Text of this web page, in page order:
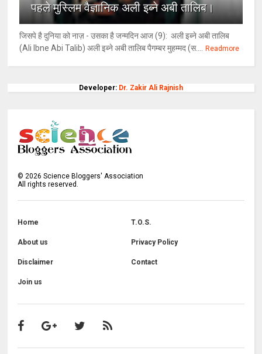
पहले मुस्लिम वैज्ञानिक अली इब्ने अबी तालिब।
जिसपे है दुनिया को नाज़ - उसका है जन्मदिन आज (9): अली इब्ने अबी तालिब
(Ali Ibne Abi Talib) अली इब्ने अबी तालिब पैगम्बर मुहम्मद (स....
Readmore
Developer: Dr. Zakir Ali Rajnish
©2026 Science Bloggers' Association
All rights reserved.
Home T.O.S.
About us Privacy Policy
Disclaimer Contact
Join us